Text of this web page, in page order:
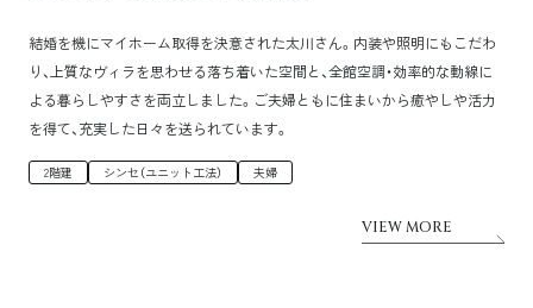
結婚を機にマイホーム取得を決意された太川さん。内装や照明にもこだわ
り、上質なヴィラを思わせる落ち着いた空間と、全館空調・効率的な動線に
よる暮らしやすさを両立しました。ご夫婦ともに住まいから癒やしや活力
を得て、充実した日々を送られています。
2階建 シンセ（ユニット工法） 夫婦
VIEW MORE